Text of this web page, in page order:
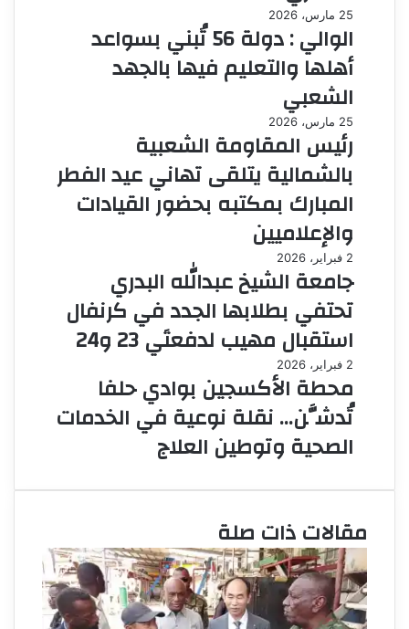
25 مارس، 2026
الوالي : دولة 56 تُبني بسواعد
أهلها والتعليم فيها بالجهد
الشعبي
25 مارس، 2026
رئيس المقاومة الشعبية
بالشمالية يتلقى تهاني عيد الفطر
المبارك بمكتبه بحضور القيادات
والإعلاميين
2 فبراير، 2026
جامعة الشيخ عبدالله البدري
تحتفي بطلابها الجدد في كرنفال
استقبال مهيب لدفعتَي 23 و24
2 فبراير، 2026
محطة الأكسجين بوادي حلفا
تُدشَّن… نقلة نوعية في الخدمات
الصحية وتوطين العلاج
مقالات ذات صلة